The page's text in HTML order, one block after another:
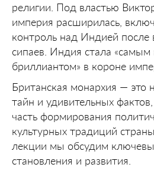
религии. Под властью
империя расширилась,
контроль над Индией после
сипаев. Индия стала
бриллиантом» в короне
Британская монархия — это
тайн и удивительных
часть формирования
культурных традиций
лекции мы обсудим
становления и развития.